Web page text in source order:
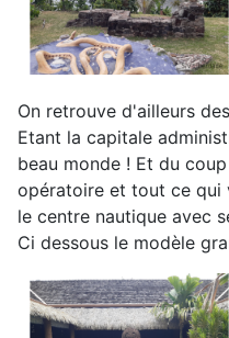
On retrouve d'ailleurs
Etant la capitale
beau monde ! Et du
opératoire et tout ce qui
le centre nautique avec
Ci dessous le modèle